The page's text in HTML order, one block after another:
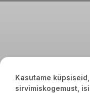
Kasutame
sirvimiskogemust,